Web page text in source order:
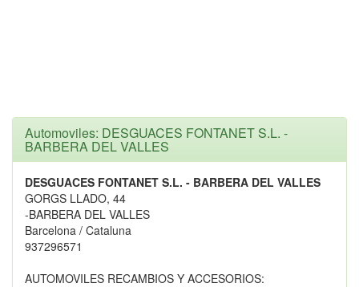
Automoviles: DESGUACES FONTANET S.L. -
BARBERA DEL VALLES
DESGUACES FONTANET S.L. - BARBERA DEL VALLES
GORGS LLADO, 44
-BARBERA DEL VALLES
Barcelona / Cataluna
937296571
AUTOMOVILES RECAMBIOS Y ACCESORIOS: